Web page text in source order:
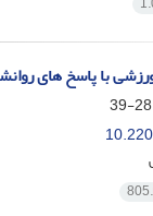
با پاسخ های
28-39